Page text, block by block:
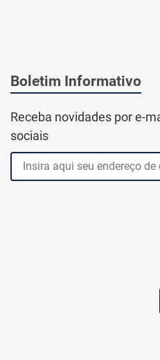
Boletim Informativo
Receba novidades por e-
sociais